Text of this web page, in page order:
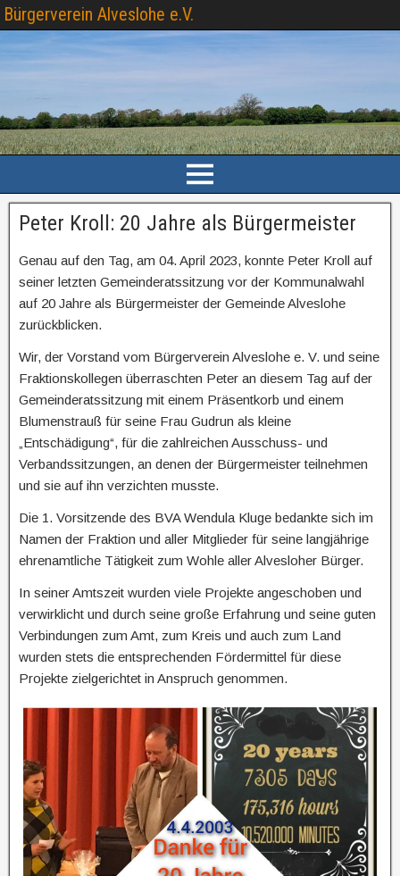
Bürgerverein Alveslohe e.V.
Peter Kroll: 20 Jahre als Bürgermeister
Genau auf den Tag, am 04. April 2023, konnte Peter Kroll auf
seiner letzten Gemeinderatssitzung vor der Kommunalwahl
auf 20 Jahre als Bürgermeister der Gemeinde Alveslohe
zurückblicken.
Wir, der Vorstand vom Bürgerverein Alveslohe e. V. und seine
Fraktionskollegen überraschten Peter an diesem Tag auf der
Gemeinderatssitzung mit einem Präsentkorb und einem
Blumenstrauß für seine Frau Gudrun als kleine
„Entschädigung“, für die zahlreichen Ausschuss- und
Verbandssitzungen, an denen der Bürgermeister teilnehmen
und sie auf ihn verzichten musste.
Die 1. Vorsitzende des BVA Wendula Kluge bedankte sich im
Namen der Fraktion und aller Mitglieder für seine langjährige
ehrenamtliche Tätigkeit zum Wohle aller Alvesloher Bürger.
In seiner Amtszeit wurden viele Projekte angeschoben und
verwirklicht und durch seine große Erfahrung und seine guten
Verbindungen zum Amt, zum Kreis und auch zum Land
wurden stets die entsprechenden Fördermittel für diese
Projekte zielgerichtet in Anspruch genommen.